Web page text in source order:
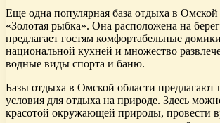
Еще одна популярная база отдыха в
«Золотая рыбка». Она расположена на
предлагает гостям комфортабельные
национальной кухней и множество
водные виды спорта и баню.
Базы отдыха в Омской области предлагают
условия для отдыха на природе. Здесь
красотой окружающей природы, провести